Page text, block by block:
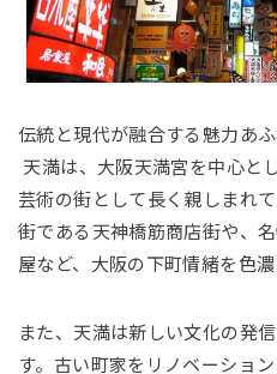
伝統と現代が融合する魅力あふ
天満は、大阪天満宮を中心と
芸術の街として長く親しまれ
街である天神橋筋商店街や、
屋など、大阪の下町情緒を色
また、天満は新しい文化の発
す。古い町家をリノベーショ